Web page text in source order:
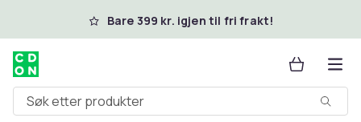
Hopp til hovedinnholdBare 399 kr. igjen til fri frakt!
Søk etter produkter